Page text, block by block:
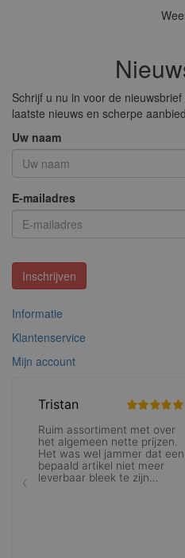
Schrijf u nu in voor de
laatste nieuws en scherpe
Uw naam
E-mailadres
Inschrijven
Informatie
Klantenservice
Mijn account